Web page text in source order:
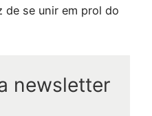
de se unir em prol do
newsletter